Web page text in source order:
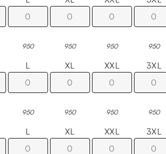
950 950 950 950
L
950
XL
950
XXL
950
3XL
950
L XL XXL 3XL